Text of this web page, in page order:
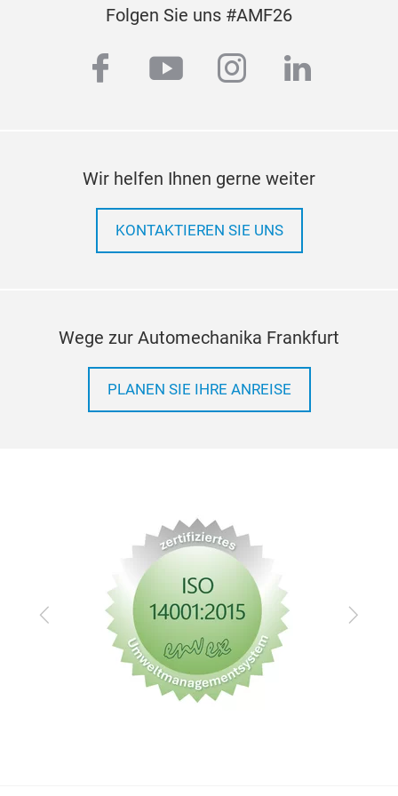
Folgen Sie uns #AMF26
facebook
youtubeinstagram
linkedin
Wir helfen Ihnen gerne weiter
KONTAKTIEREN SIE UNS
Wege zur Automechanika Frankfurt
PLANEN SIE IHRE ANREISE
Zurück Vor